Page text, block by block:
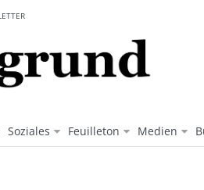
Soziales Feuilleton Medien